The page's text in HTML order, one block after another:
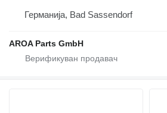
Германија, Bad Sassendorf
AROA Parts GmbH